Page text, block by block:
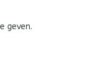
geven.